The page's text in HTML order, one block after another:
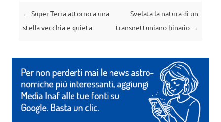
Navigazione articolo
← Super-Terra attorno a una
stella vecchia e quieta
Svelata la natura di un
transnettuniano binario →